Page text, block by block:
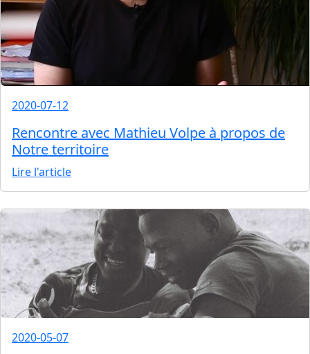
2020-07-12
Rencontre avec Mathieu Volpe à propos de
Notre territoire
Lire l'article
2020-05-07